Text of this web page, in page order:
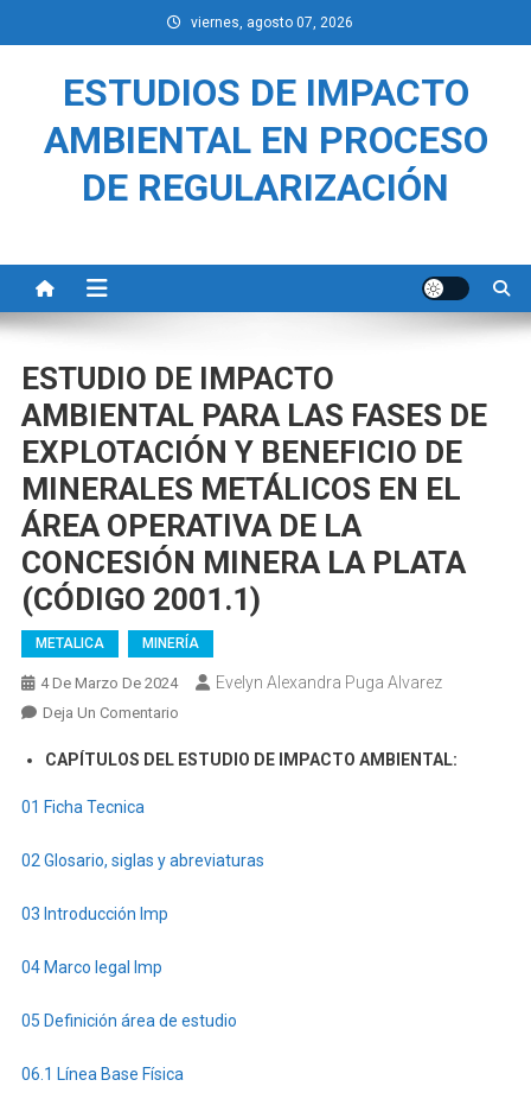
al
viernes, agosto 07, 2026
ESTUDIOS DE IMPACTO
AMBIENTAL EN PROCESO
DE REGULARIZACIÓN
ESTUDIO DE IMPACTO
AMBIENTAL PARA LAS FASES DE
EXPLOTACIÓN Y BENEFICIO DE
MINERALES METÁLICOS EN EL
ÁREA OPERATIVA DE LA
CONCESIÓN MINERA LA PLATA
(CÓDIGO 2001.1)
METALICA MINERÍA
4 De Marzo De 2024 Evelyn Alexandra Puga Alvarez
Deja Un ComentarioEn
DE
BENEFICIO
MINERALES
CAPÍTULOS DEL ESTUDIO DE IMPACTO AMBIENTAL:
01 Ficha Tecnica
02 Glosario, siglas y abreviaturas
03 Introducción Imp
04 Marco legal Imp
05 Definición área de estudio
06.1 Línea Base Física